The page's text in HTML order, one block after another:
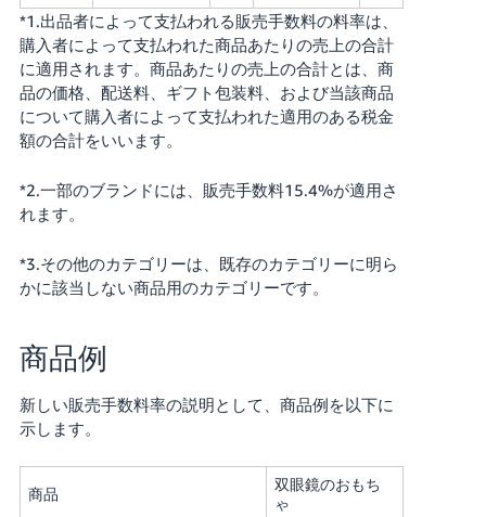
*1.出品者によって支払われる販売手数料の料率は、
購入者によって支払われた商品あたりの売上の合計
に適用されます。商品あたりの売上の合計とは、商
品の価格、配送料、ギフト包装料、および当該商品
について購入者によって支払われた適用のある税金
額の合計をいいます。
*2.一部のブランドには、販売手数料15.4%が適用さ
れます。
*3.その他のカテゴリーは、既存のカテゴリーに明ら
かに該当しない商品用のカテゴリーです。
商品例
新しい販売手数料率の説明として、商品例を以下に
示します。
商品
双眼鏡のおもち
ゃ